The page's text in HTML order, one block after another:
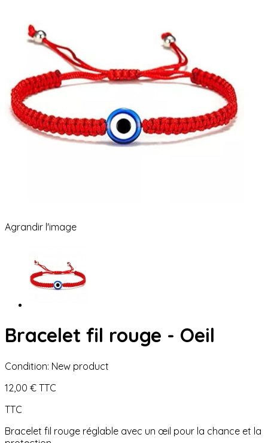
Agrandir l'image
Bracelet fil rouge - Oeil
Condition: New product
12,00 € TTC
TTC
Bracelet fil rouge réglable avec un œil pour la chance et la